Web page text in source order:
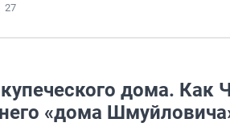
27
дома. Как
«дома